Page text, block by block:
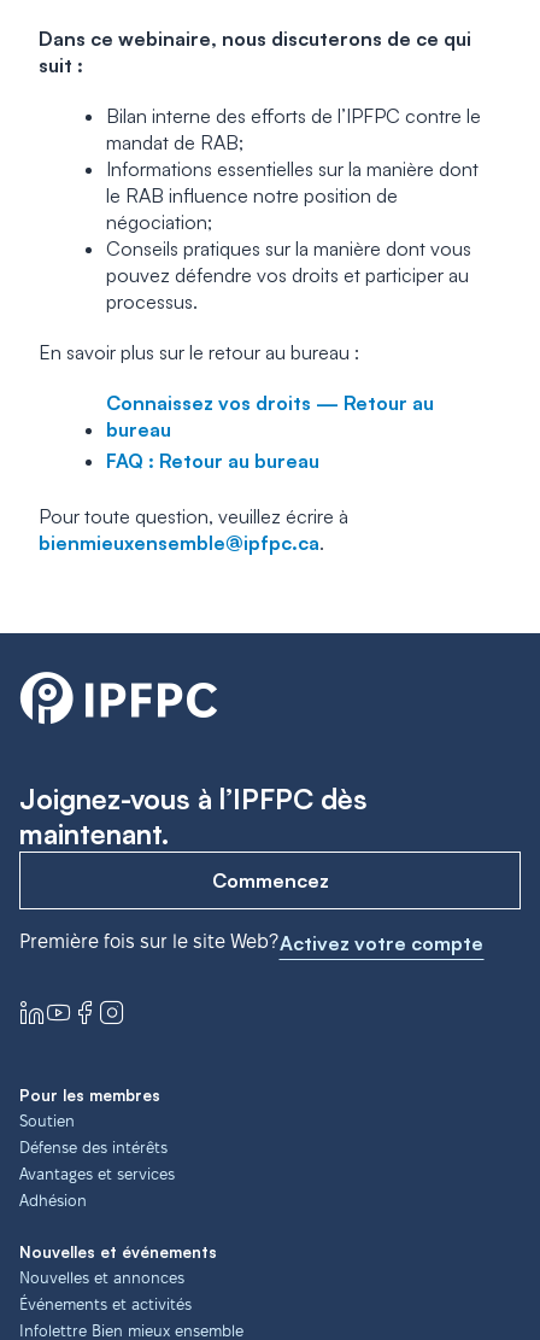
Dans ce webinaire, nous discuterons de ce qui
suit :
Bilan interne des efforts de l’IPFPC contre le
mandat de RAB;
Informations essentielles sur la manière dont
le RAB influence notre position de
négociation;
Conseils pratiques sur la manière dont vous
pouvez défendre vos droits et participer au
processus.
En savoir plus sur le retour au bureau :
Connaissez vos droits — Retour au
bureau
FAQ : Retour au bureau
Pour toute question, veuillez écrire à
bienmieuxensemble@ipfpc.ca.
Joignez-vous à l’IPFPC dès
maintenant.
Commencez
Première fois sur le site Web?Activez votre compte
Pour les membres
Soutien
Défense des intérêts
Avantages et services
Adhésion
Nouvelles et événements
Nouvelles et annonces
Événements et activités
Infolettre Bien mieux ensemble